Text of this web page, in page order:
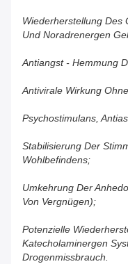
Wiederherstellung Des
Und Noradrenergen
Antiangst - Hemmung
Antivirale Wirkung
Psychostimulans,
Stabilisierung Der
Wohlbefindens;
Umkehrung Der
Von Vergnügen);
Potenzielle
Katecholaminergen
Drogenmissbrauch.